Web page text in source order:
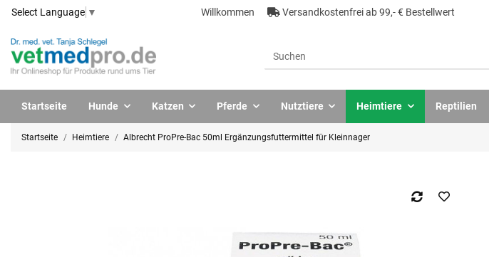
Select Language ▼ Willkommen Versandkostenfrei ab 99,- € Bestellwert
Hunde Katzen Pferde Nutztiere Heimtiere Reptilien
Startseite
Startseite Heimtiere Albrecht ProPre-Bac 50ml Ergänzungsfuttermittel für Kleinnager